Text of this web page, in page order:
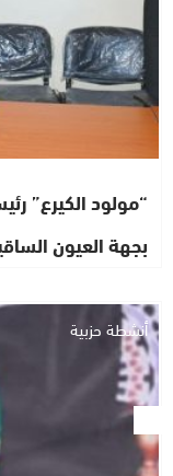
“مولود الكيرع”
بجهة العيون
أنشطة حزبية